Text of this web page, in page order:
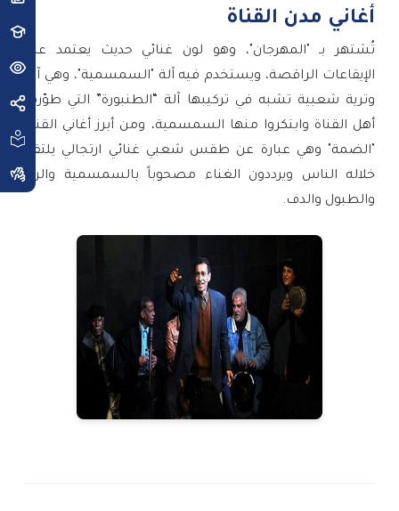
أغاني مدن القناة
تُشتهر بـ "المهرجان"، وهو لون غنائي حديث يعتمد على
الإيقاعات الراقصة، ويستخدم فيه آلة "السمسمية"، وهي آلة
وترية شعبية تشبه في تركيبها آلة “الطنبورة” التي طوّرها
أهل القناة وابتكروا منها السمسمية، ومن أبرز أغاني القناة
"الضمة" وهي عبارة عن طقس شعبي غنائي ارتجالي يلتقي
خلاله الناس ويرددون الغناء مصحوباً بالسمسمية والرق
والطبول والدف.